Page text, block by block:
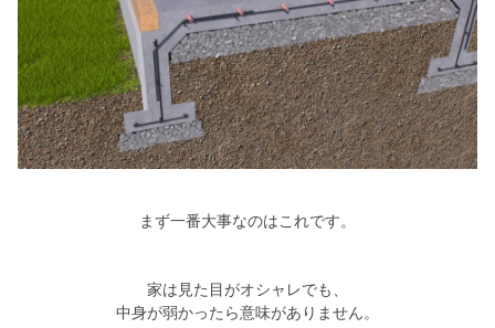
まず一番大事なのはこれです。
家は見た目がオシャレでも、
中身が弱かったら意味がありません。